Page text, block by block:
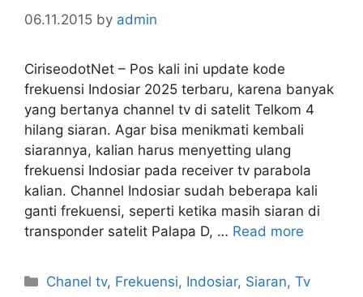
06.11.2015 by admin
CiriseodotNet – Pos kali ini update kode
frekuensi Indosiar 2025 terbaru, karena banyak
yang bertanya channel tv di satelit Telkom 4
hilang siaran. Agar bisa menikmati kembali
siarannya, kalian harus menyetting ulang
frekuensi Indosiar pada receiver tv parabola
kalian. Channel Indosiar sudah beberapa kali
ganti frekuensi, seperti ketika masih siaran di
transponder satelit Palapa D, … Read more
Categories
Chanel tv, Frekuensi, Indosiar, Siaran,Tv